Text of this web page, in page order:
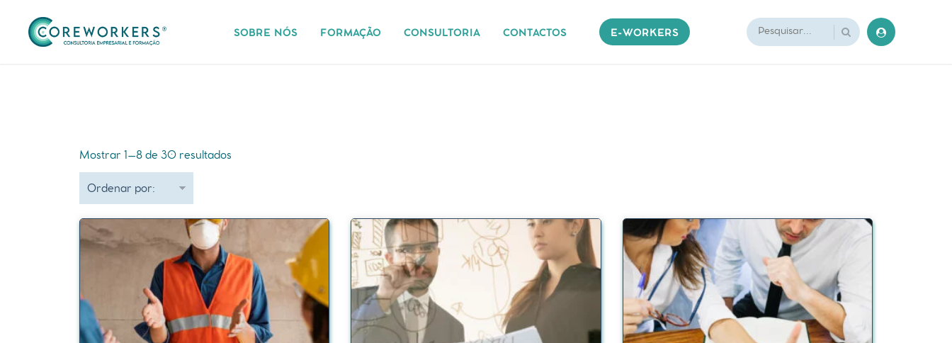
SOBRE NÓS FORMAÇÃO CONSULTORIA CONTACTOS E-WORKERS
Mostrar 1–8 de 30 resultados